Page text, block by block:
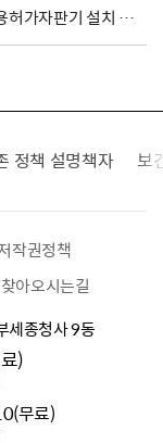
거창여자고등학교 공유재산 사용허가자판기 설치 전자입찰 공고
정책 설명책자 보
작권정책
찾아오시는길
세종청사 9동
)
무료)